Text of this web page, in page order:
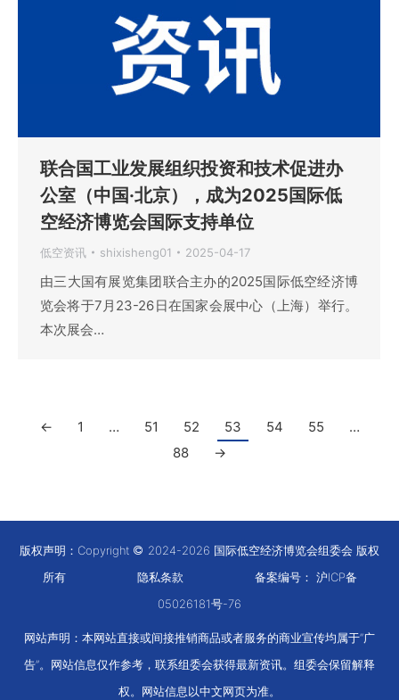
联合国工业发展组织投资和技术促进办
公室（中国·北京），成为2025国际低
空经济博览会国际支持单位
低空资讯 shixisheng01 2025-04-17
由三大国有展览集团联合主办的2025国际低空经济博
览会将于7月23-26日在国家会展中心（上海）举行。
本次展会…
← 1 … 51 52 53 54 55
…
88
→
版权声明：Copyright
2024-2026 国际低空经济博览会组委会 版权
所有
隐私条款 备案编号： 沪ICP备
05026181号-76
网站声明：本网站直接或间接推销商品或者服务的商业宣传均属于“广
告”。网站信息仅作参考，联系组委会获得最新资讯。组委会保留解释
权。网站信息以中文网页为准。